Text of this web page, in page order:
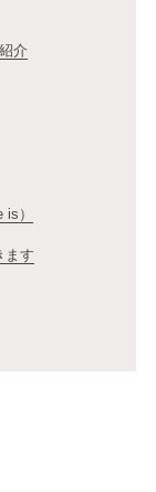
介
）
ます